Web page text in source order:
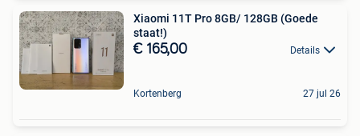
Xiaomi 11T Pro 8GB/ 128GB (Goede
staat!)
€ 165,00 Details
Kortenberg 27 jul 26